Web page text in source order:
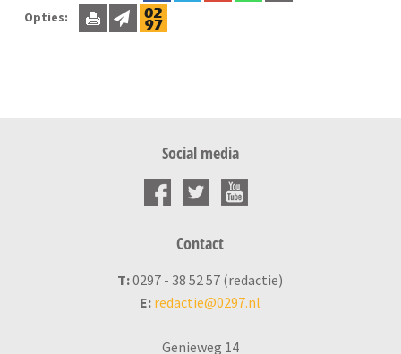
Opties:
Social media
Contact
T:0297 - 38 52 57 (redactie)
E: redactie@0297.nl
Genieweg 14